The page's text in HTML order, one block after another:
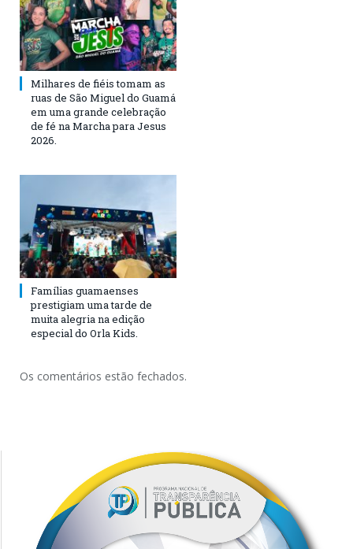
Milhares de fiéis tomam as
ruas de São Miguel do Guamá
em uma grande celebração
de fé na Marcha para Jesus
2026.
Famílias guamaenses
prestigiam uma tarde de
muita alegria na edição
especial do Orla Kids.
Os comentários estão fechados.